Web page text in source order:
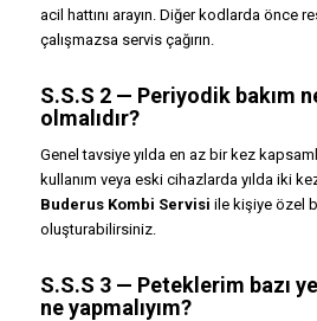
acil hattını arayın. Diğer kodlarda önce
çalışmazsa servis çağırın.
S.S.S 2 — Periyodik bakım
olmalıdır?
Genel tavsiye yılda en az bir kez
kullanım veya eski cihazlarda yılda iki
Buderus Kombi Servisi ile kişiye özel
oluşturabilirsiniz.
S.S.S 3 — Peteklerim bazı
ne yapmalıyım?